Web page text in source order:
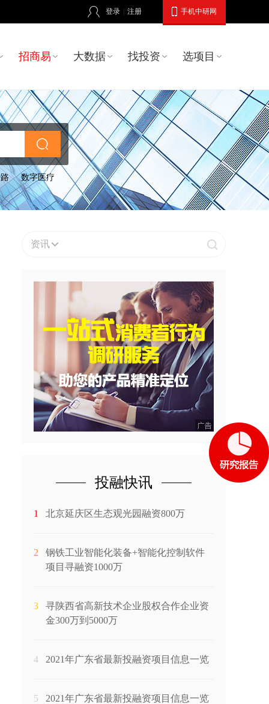
登录 注册 手机中研网
招商易 大数据 找投资 选项目
数字医疗
资讯
投融快讯
1 北京延庆区生态观光园融资800万
2
钢铁工业智能化装备+智能化控制软件
项目寻融资1000万
3
寻陕西省高新技术企业股权合作企业资
金300万到5000万
4 2021年广东省最新投融资项目信息一览
5 2021年广东省最新投融资项目信息一览